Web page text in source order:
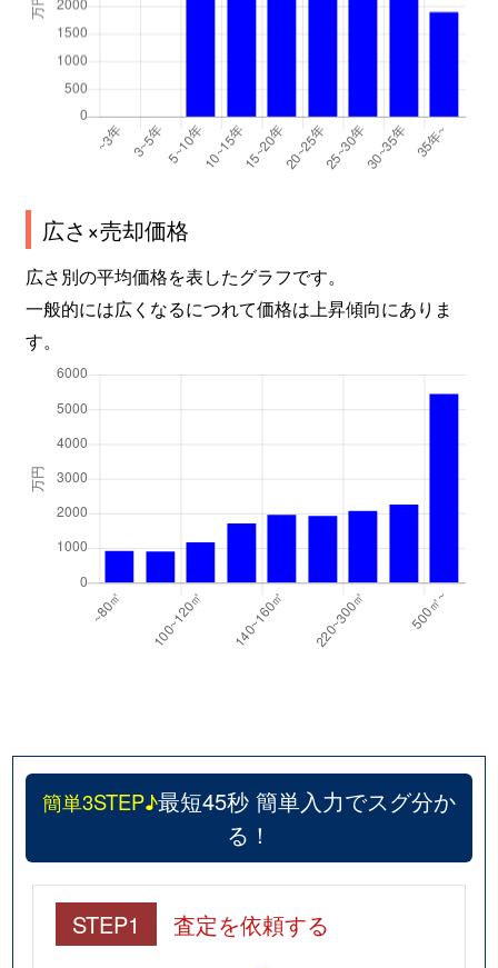
広さ×売却価格
広さ別の平均価格を表したグラフです。
一般的には広くなるにつれて価格は上昇傾向にありま
す。
簡単3STEP♪最短45秒 簡単入力でスグ分か
る！
STEP1 査定を依頼する